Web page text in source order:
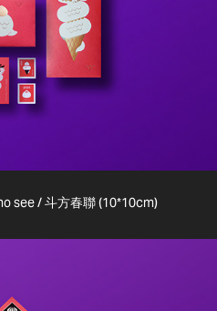
see / 斗方春聯 (10*10cm)